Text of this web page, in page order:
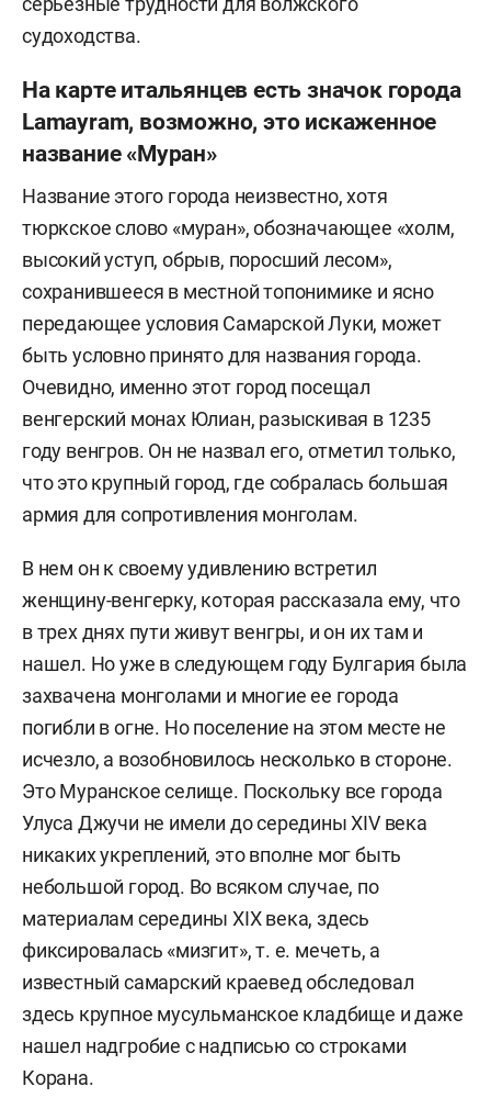
судоходства.
На карте итальянцев есть значок города
Lamayram, возможно, это искаженное
название «Муран»
Название этого города неизвестно, хотя
тюркское слово «муран», обозначающее «холм,
высокий уступ, обрыв, поросший лесом»,
сохранившееся в местной топонимике и ясно
передающее условия Самарской Луки, может
быть условно принято для названия города.
Очевидно, именно этот город посещал
венгерский монах Юлиан, разыскивая в 1235
году венгров. Он не назвал его, отметил только,
что это крупный город, где собралась большая
армия для сопротивления монголам.
В нем он к своему удивлению встретил
женщину-венгерку, которая рассказала ему, что
в трех днях пути живут венгры, и он их там и
нашел. Но уже в следующем году Булгария была
захвачена монголами и многие ее города
погибли в огне. Но поселение на этом месте не
исчезло, а возобновилось несколько в стороне.
Это Муранское селище. Поскольку все города
Улуса Джучи не имели до середины XIV века
никаких укреплений, это вполне мог быть
небольшой город. Во всяком случае, по
материалам середины XIX века, здесь
фиксировалась «мизгит», т. е. мечеть, а
известный самарский краевед обследовал
здесь крупное мусульманское кладбище и даже
нашел надгробие с надписью со строками
Корана.